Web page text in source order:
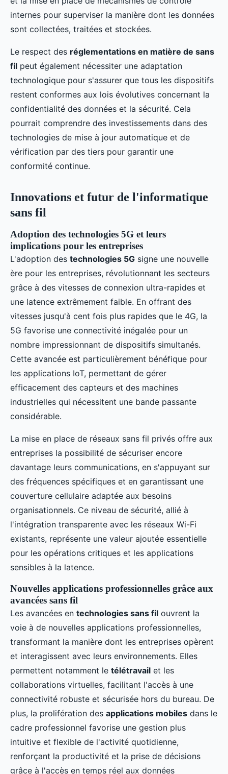
internes pour superviser la manière dont les données
sont collectées, traitées et stockées.
Le respect des réglementations en matière de sans
fil peut également nécessiter une adaptation
technologique pour s'assurer que tous les dispositifs
restent conformes aux lois évolutives concernant la
confidentialité des données et la sécurité. Cela
pourrait comprendre des investissements dans des
technologies de mise à jour automatique et de
vérification par des tiers pour garantir une
conformité continue.
Innovations et futur de l'informatique
sans fil
Adoption des technologies 5G et leurs
implications pour les entreprises
L'adoption des technologies 5G signe une nouvelle
ère pour les entreprises, révolutionnant les secteurs
grâce à des vitesses de connexion ultra-rapides et
une latence extrêmement faible. En offrant des
vitesses jusqu'à cent fois plus rapides que le 4G, la
5G favorise une connectivité inégalée pour un
nombre impressionnant de dispositifs simultanés.
Cette avancée est particulièrement bénéfique pour
les applications IoT, permettant de gérer
efficacement des capteurs et des machines
industrielles qui nécessitent une bande passante
considérable.
La mise en place de réseaux sans fil privés offre aux
entreprises la possibilité de sécuriser encore
davantage leurs communications, en s'appuyant sur
des fréquences spécifiques et en garantissant une
couverture cellulaire adaptée aux besoins
organisationnels. Ce niveau de sécurité, allié à
l'intégration transparente avec les réseaux Wi-Fi
existants, représente une valeur ajoutée essentielle
pour les opérations critiques et les applications
sensibles à la latence.
Nouvelles applications professionnelles grâce aux
avancées sans fil
Les avancées en technologies sans fil ouvrent la
voie à de nouvelles applications professionnelles,
transformant la manière dont les entreprises opèrent
et interagissent avec leurs environnements. Elles
permettent notamment le télétravail et les
collaborations virtuelles, facilitant l'accès à une
connectivité robuste et sécurisée hors du bureau. De
plus, la prolifération des applications mobiles dans le
cadre professionnel favorise une gestion plus
intuitive et flexible de l'activité quotidienne,
renforçant la productivité et la prise de décisions
grâce à l'accès en temps réel aux données